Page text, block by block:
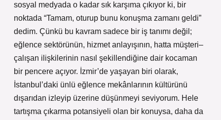
sosyal medyada o kadar sık karşıma çıkıyor ki, bir
noktada “Tamam, oturup bunu konuşma zamanı geldi”
dedim. Çünkü bu kavram sadece bir iş tanımı değil;
eğlence sektörünün, hizmet anlayışının, hatta müşteri–
çalışan ilişkilerinin nasıl şekillendiğine dair kocaman
bir pencere açıyor. İzmir’de yaşayan biri olarak,
İstanbul’daki ünlü eğlence mekânlarının kültürünü
dışarıdan izleyip üzerine düşünmeyi seviyorum. Hele
tartışma çıkarma potansiyeli olan bir konuysa, daha da